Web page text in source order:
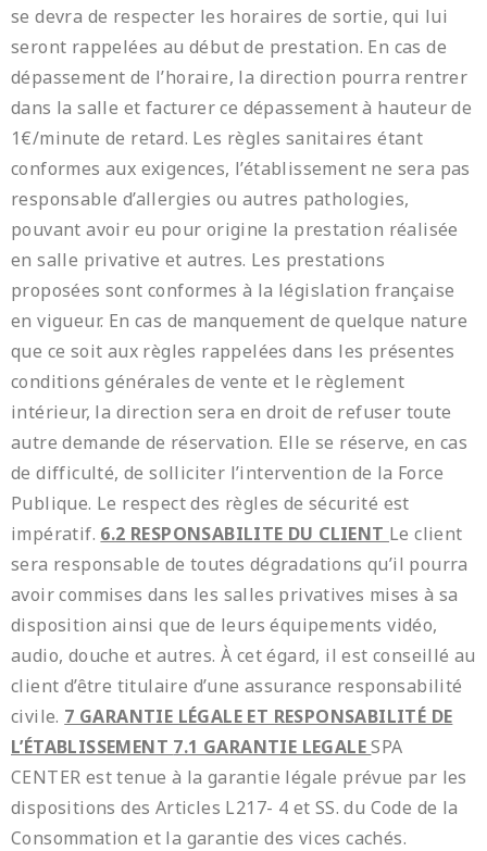
se devra de respecter les horaires de sortie, qui lui
seront rappelées au début de prestation. En cas de
dépassement de l’horaire, la direction pourra rentrer
dans la salle et facturer ce dépassement à hauteur de
1€/minute de retard. Les règles sanitaires étant
conformes aux exigences, l’établissement ne sera pas
responsable d’allergies ou autres pathologies,
pouvant avoir eu pour origine la prestation réalisée
en salle privative et autres. Les prestations
proposées sont conformes à la législation française
en vigueur. En cas de manquement de quelque nature
que ce soit aux règles rappelées dans les présentes
conditions générales de vente et le règlement
intérieur, la direction sera en droit de refuser toute
autre demande de réservation. Elle se réserve, en cas
de difficulté, de solliciter l’intervention de la Force
Publique. Le respect des règles de sécurité est
impératif. 6.2 RESPONSABILITE DU CLIENT Le client
sera responsable de toutes dégradations qu’il pourra
avoir commises dans les salles privatives mises à sa
disposition ainsi que de leurs équipements vidéo,
audio, douche et autres. À cet égard, il est conseillé au
client d’être titulaire d’une assurance responsabilité
civile. 7 GARANTIE LÉGALE ET RESPONSABILITÉ DE
L’ÉTABLISSEMENT 7.1 GARANTIE LEGALESPA
CENTER est tenue à la garantie légale prévue par les
dispositions des Articles L217- 4 et SS. du Code de la
Consommation et la garantie des vices cachés.